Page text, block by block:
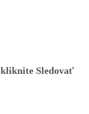
kliknite Sledovať